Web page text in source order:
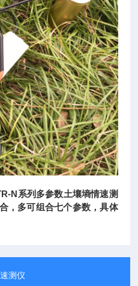
N系列 多参数土壤墒情速测
，多可组合七个参数，具体
测仪